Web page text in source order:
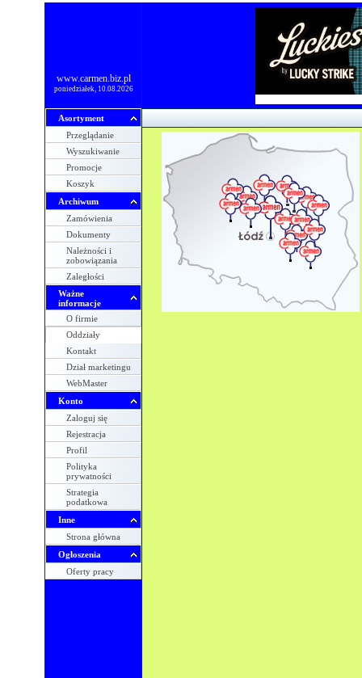
www.carmen.biz.pl
poniedziałek, 10.08.2026
Asortyment
Przeglądanie
Wyszukiwanie
Promocje
Koszyk
Archiwum
Zamówienia
Dokumenty
Należności i
zobowiązania
Zaległości
Ważne
informacje
O firmie
Oddziały
Kontakt
Dział marketingu
WebMaster
Konto
Zaloguj się
Rejestracja
Profil
Polityka
prywatności
Strategia
podatkowa
Inne
Strona główna
Ogłoszenia
Oferty pracy